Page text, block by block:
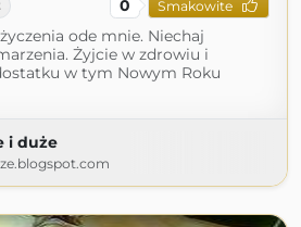
0 Smakowite
ode mnie. Niechaj
Żyjcie w zdrowiu i
w tym Nowym Roku
i duże